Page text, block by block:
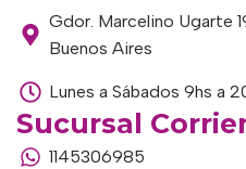
Gdor. Marcelino Ugarte
Buenos Aires
Lunes a Sábados 9hs a
Sucursal
1145306985